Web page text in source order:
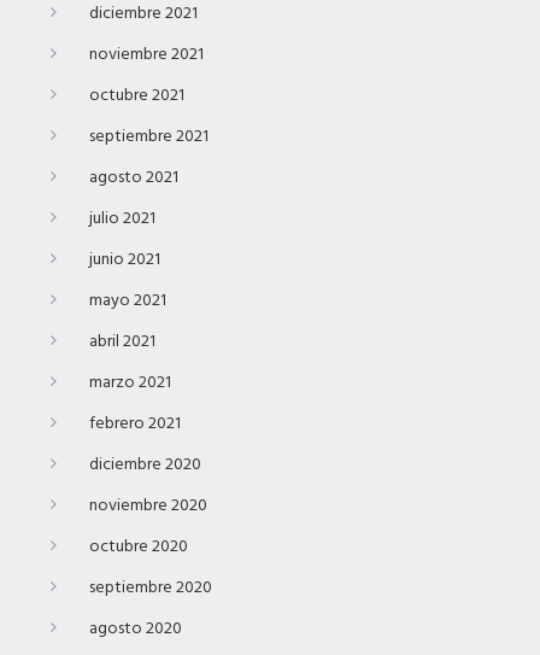
diciembre 2021
noviembre 2021
octubre 2021
septiembre 2021
agosto 2021
julio 2021
junio 2021
mayo 2021
abril 2021
marzo 2021
febrero 2021
diciembre 2020
noviembre 2020
octubre 2020
septiembre 2020
agosto 2020